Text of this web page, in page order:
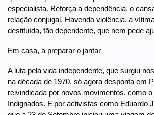
especialista. Reforça a dependência, o
relação conjugal. Havendo violência, a
destituída, tão dependente, que nem pede
Em casa, a preparar o jantar
A luta pela vida independente, que surgiu
na década de 1970, só agora desponta em
reivindicada por novos movimentos, como
Indignados. E por activistas como Eduardo